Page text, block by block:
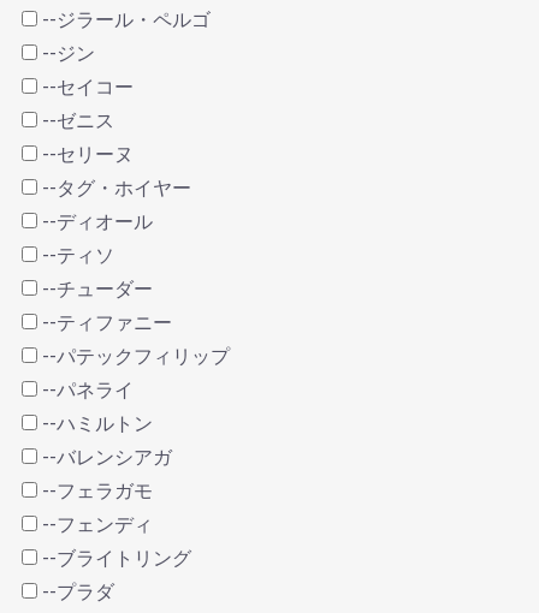
--ジラール・ペルゴ
--ジン
--セイコー
--ゼニス
--セリーヌ
--タグ・ホイヤー
--ディオール
--ティソ
--チューダー
--ティファニー
--パテックフィリップ
--パネライ
--ハミルトン
--バレンシアガ
--フェラガモ
--フェンディ
--ブライトリング
--プラダ